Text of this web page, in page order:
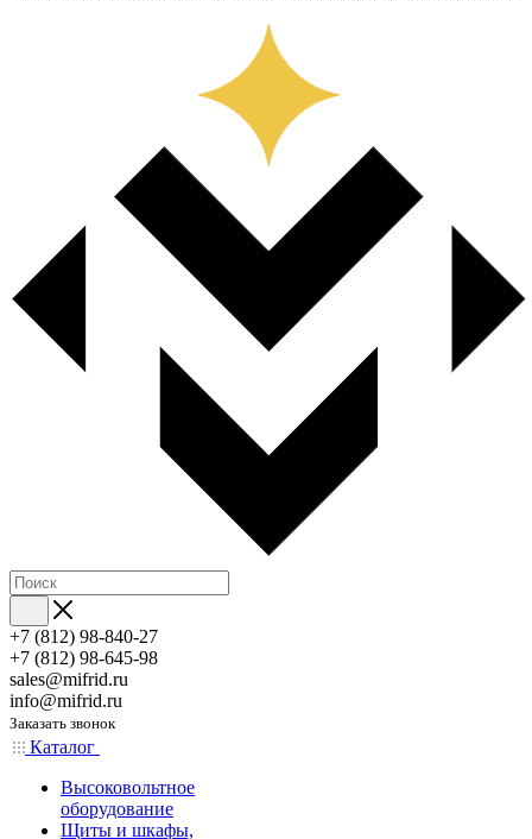
+7 (812) 98-840-27
+7 (812) 98-645-98
sales@mifrid.ru
info@mifrid.ru
Заказать звонок
Каталог
Высоковольтное
оборудование
Щиты и шкафы,